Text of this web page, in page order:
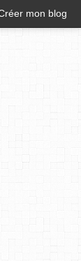
mon blog